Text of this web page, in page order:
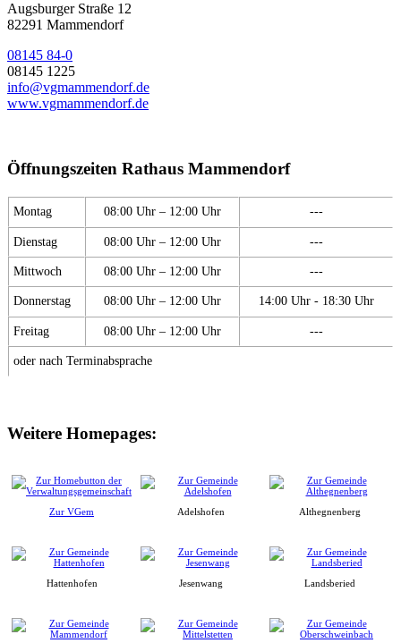
Augsburger Straße 12
82291 Mammendorf
08145 84-0
08145 1225
info@vgmammendorf.de
www.vgmammendorf.de
Öffnungszeiten Rathaus Mammendorf
Montag 08:00 Uhr – 12:00 Uhr ---
Dienstag 08:00 Uhr – 12:00 Uhr ---
Mittwoch 08:00 Uhr – 12:00 Uhr ---
Donnerstag 08:00 Uhr – 12:00 Uhr 14:00 Uhr - 18:30 Uhr
Freitag 08:00 Uhr – 12:00 Uhr ---
oder nach Terminabsprache
Weitere Homepages:
Zur VGem Adelshofen Althegnenberg
Hattenhofen Jesenwang Landsberied